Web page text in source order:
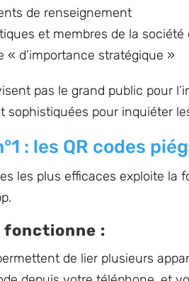
de renseignement
et membres de la société
« d’importance stratégique »
pas le grand public pour
sophistiquées pour inquiéter
: les QR codes
les plus efficaces exploite la
fonctionne :
de lier plusieurs